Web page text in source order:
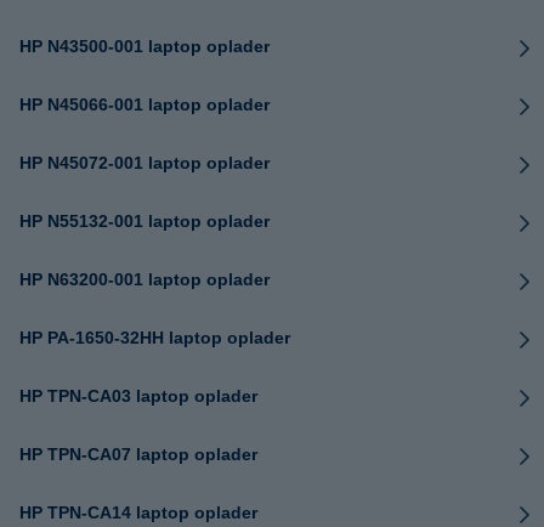
HP N43500-001 laptop oplader
HP N45066-001 laptop oplader
HP N45072-001 laptop oplader
HP N55132-001 laptop oplader
HP N63200-001 laptop oplader
HP PA-1650-32HH laptop oplader
HP TPN-CA03 laptop oplader
HP TPN-CA07 laptop oplader
HP TPN-CA14 laptop oplader